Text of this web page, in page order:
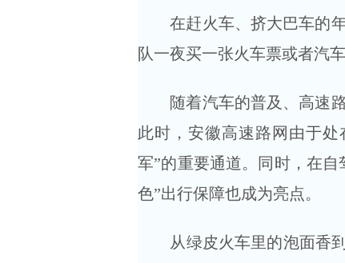
在赶火车、挤大巴车的年
队一夜买一张火车票或者汽
随着汽车的普及、高速路
此时，安徽高速路网由于
军”的重要通道。同时，在
色”出行保障也成为亮点。
从绿皮火车里的泡面香到